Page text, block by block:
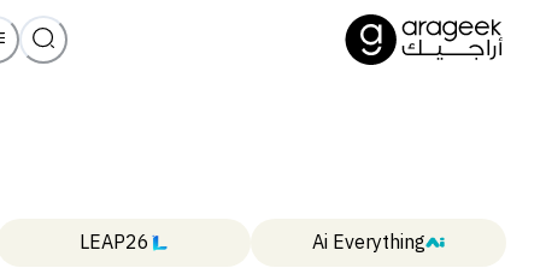
Ai Everything
LEAP26